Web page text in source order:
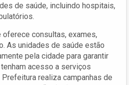
de saúde, incluindo hospitais,
oferece consultas, exames,
As unidades de saúde estão
pela cidade para garantir
acesso a serviços
realiza campanhas de